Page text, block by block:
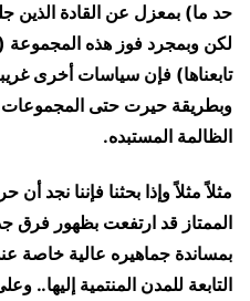
حد ما) بمعزل عن القادة الذين
لكن وبمجرد فوز هذه المجموعة
تابعناها) فإن سياسات أخرى
وبطريقة حيرت حتى المجموعات
الظالمة المستبده.
مثلاً مثلاً وإذا بحثنا فإننا نجد
الممتاز قد ارتفعت بظهور فرق
بمساندة جماهيره عالية خاصة
التابعة للمدن المنتمية إليها..